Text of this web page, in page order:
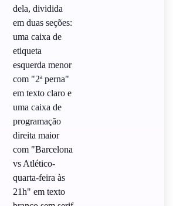
dela, dividida
em duas seções:
uma caixa de
etiqueta
esquerda menor
com "2ª perna"
em texto claro e
uma caixa de
programação
direita maior
com "Barcelona
vs Atlético-
quarta-feira às
21h" em texto